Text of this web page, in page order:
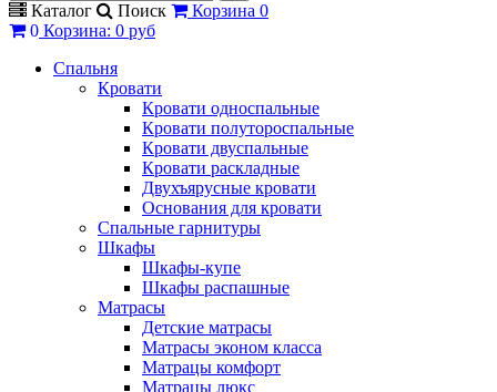
Каталог Поиск Корзина 0
0 Корзина: 0 руб
Спальня
Кровати
Кровати односпальные
Кровати полутороспальные
Кровати двуспальные
Кровати раскладные
Двухъярусные кровати
Основания для кровати
Спальные гарнитуры
Шкафы
Шкафы-купе
Шкафы распашные
Матрасы
Детские матрасы
Матрасы эконом класса
Матрацы комфорт
Матрацы люкс